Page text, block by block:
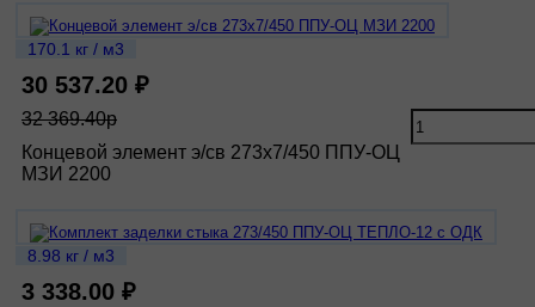
170.1 кг / м3
30 537.20 ₽
32 369.40р
Концевой элемент э/св 273х7/450 ППУ-ОЦ
МЗИ 2200
8.98 кг / м3
3 338.00 ₽